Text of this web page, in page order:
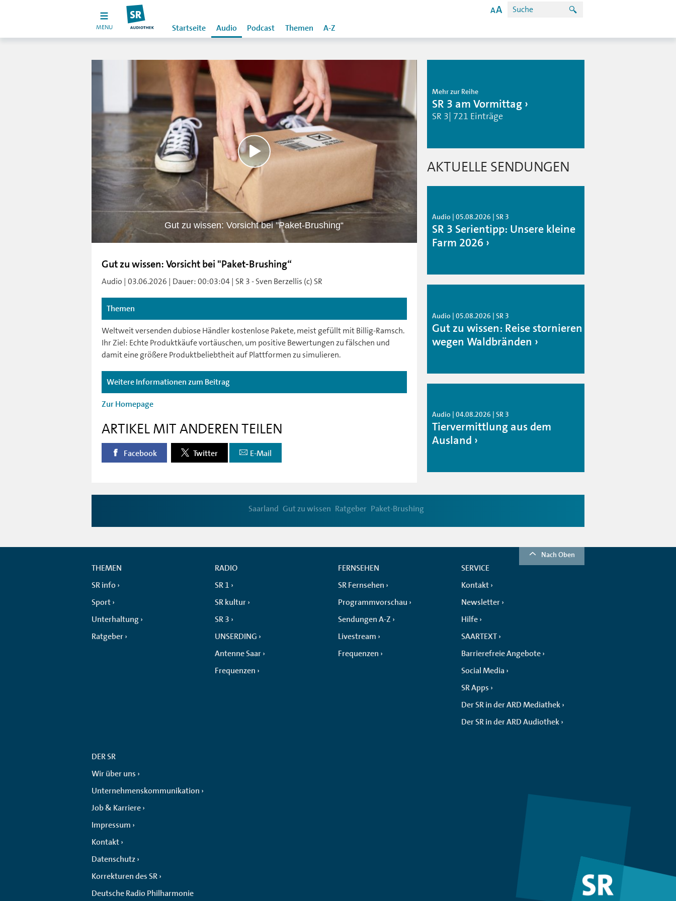
MENU Startseite Audio Podcast Themen A-Z
Gut zu wissen: Vorsicht bei "Paket-Brushing“
Gut zu wissen: Vorsicht bei "Paket-Brushing“
Audio | 03.06.2026 | Dauer: 00:03:04 | SR 3 - Sven Berzellis (c) SR
Themen
Weltweit versenden dubiose Händler kostenlose Pakete, meist gefüllt mit Billig-Ramsch.
Ihr Ziel: Echte Produktkäufe vortäuschen, um positive Bewertungen zu fälschen und
damit eine größere Produktbeliebtheit auf Plattformen zu simulieren.
Weitere Informationen zum Beitrag
Zur Homepage
ARTIKEL MIT ANDEREN TEILEN
Facebook Twitter E-Mail
Mehr zur Reihe
SR 3 am Vormittag
SR 3| 721 Einträge
AKTUELLE SENDUNGEN
Audio | 05.08.2026 | SR 3
SR 3 Serientipp: Unsere kleine
Farm 2026
Audio | 05.08.2026 | SR 3
Gut zu wissen: Reise stornieren
wegen Waldbränden
Audio | 04.08.2026 | SR 3
Tiervermittlung aus dem
Ausland
Saarland Gut zu wissen Ratgeber Paket-Brushing
Nach Oben
THEMEN
SR info
Sport
Unterhaltung
Ratgeber
RADIO
SR 1
SR kultur
SR 3
UNSERDING
Antenne Saar
Frequenzen
FERNSEHEN
SR Fernsehen
Programmvorschau
Sendungen A-Z
Livestream
Frequenzen
SERVICE
Kontakt
Newsletter
Hilfe
SAARTEXT
Barrierefreie Angebote
Social Media
SR Apps
Der SR in der ARD Mediathek
Der SR in der ARD Audiothek
DER SR
Wir über uns
Unternehmenskommunikation
Job & Karriere
Impressum
Kontakt
Datenschutz
Korrekturen des SR
Deutsche Radio Philharmonie